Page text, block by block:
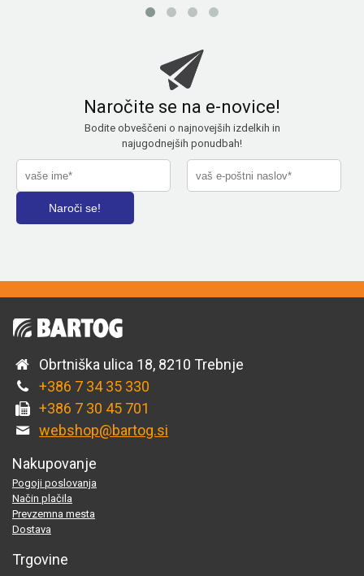
Naročite se na e-novice!
Bodite obveščeni o najnovejših izdelkih in
najugodnejših ponudbah!
Obrtniška ulica 18, 8210 Trebnje
+386 7 34 35 330
+386 7 30 45 701
webshop@bartog.si
Nakupovanje
Pogoji poslovanja
Način plačila
Prevzemna mesta
Dostava
Trgovine